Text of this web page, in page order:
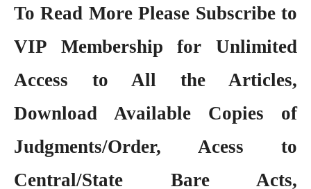
To Read More Please Subscribe to
VIP Membershipfor Unlimited
Access to All the Articles,
Download Available Copies of
Judgments/Order, Acess to
Central/State Bare Acts,